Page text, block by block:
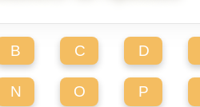
B C D
N O P